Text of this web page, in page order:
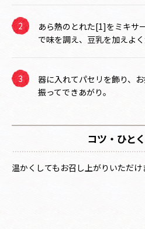
あら熱のとれた[1]をミキサ
で味を調え、豆乳を加えよ
器に入れてパセリを飾り、
振ってできあがり。
コツ・ひと
温かくしてもお召し上がりいただけ